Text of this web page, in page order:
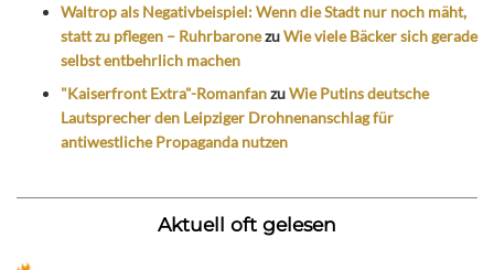
Waltrop als Negativbeispiel: Wenn die Stadt nur noch mäht,
statt zu pflegen – RuhrbaronezuWie viele Bäcker sich gerade
selbst entbehrlich machen
"Kaiserfront Extra"-RomanfanzuWie Putins deutsche
Lautsprecher den Leipziger Drohnenanschlag für
antiwestliche Propaganda nutzen
Aktuell oft gelesen